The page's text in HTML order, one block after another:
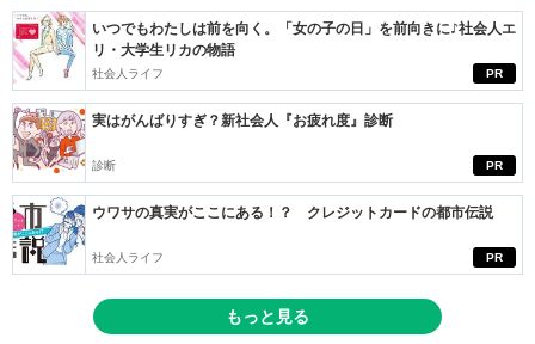
PR
いつでもわたしは前を向く。「女の子の日」を前向きに♪社会人エ
リ・大学生リカの物語
社会人ライフ
PR
実はがんばりすぎ？新社会人『お疲れ度』診断
診断
PR
ウワサの真実がここにある！？ クレジットカードの都市伝説
社会人ライフ
もっと見る